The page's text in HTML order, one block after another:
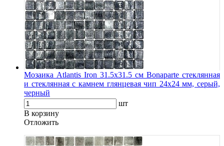
Мозаика Atlantis Iron 31.5х31.5 см Bonaparte стеклянная
и стеклянная с камнем глянцевая чип 24х24 мм, серый,
черный
шт
В корзину
Oтложить